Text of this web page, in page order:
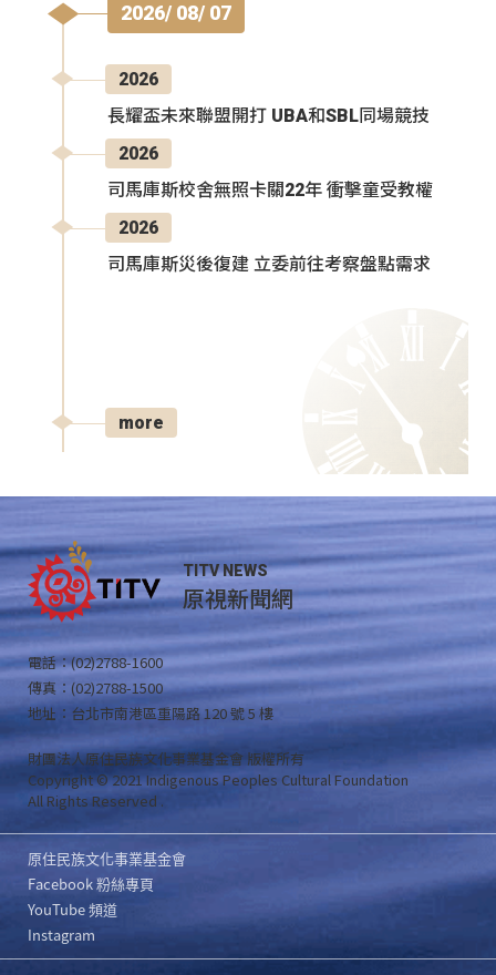
2026/ 08/ 07
2026
長耀盃未來聯盟開打 UBA和SBL同場競技
2026
司馬庫斯校舍無照卡關22年 衝擊童受教權
2026
司馬庫斯災後復建 立委前往考察盤點需求
more
TITV NEWS
原視新聞網
電話：(02)2788-1600
傳真：(02)2788-1500
地址：台北市南港區重陽路 120 號 5 樓
財團法人原住民族文化事業基金會 版權所有
Copyright © 2021 Indigenous Peoples Cultural Foundation
All Rights Reserved .
原住民族文化事業基金會
Facebook 粉絲專頁
YouTube 頻道
Instagram